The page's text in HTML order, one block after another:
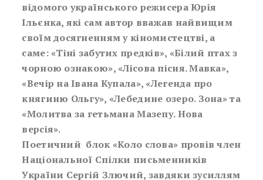
відомого українського режисера Юрія
Ільєнка, які сам автор вважав найвищим
своїм досягненням у кіномистецтві, а
саме: «Тіні забутих предків», «Білий птах з
чорною ознакою», «Лісова пісня. Мавка»,
«Вечір на Івана Купала», «Легенда про
княгиню Ольгу», «Лебедине озеро. Зона» та
«Молитва за гетьмана Мазепу. Нова
версія».
Поетичний блок «Коло слова» провів член
Національної Спілки письменників
України Сергій Злючий, завдяки зусиллям